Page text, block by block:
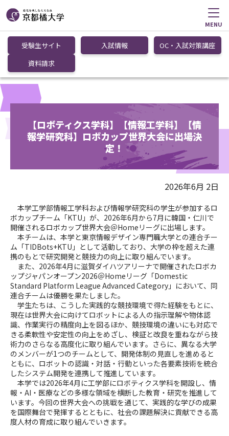
MENU
受験生サイト 入試情報
OC・入試対策講座
資料請求
【ロボティクス学科】【情報工学科】【情
報学研究科】ロボカップ世界大会に出場決
定！
2026年6月 2日
本学工学部情報工学科および情報学研究科の学生が参加するロ
ボカップチーム「KTU」が、2026年6月から7月に韓国・仁川で
開催されるロボカップ世界大会＠Homeリーグに出場します。
本チームは、本学と東京情報デザイン専門職大学との連合チー
ム「TIDBots+KTU」として活動しており、大学の枠を超えた連
携のもとで研究開発と競技力の向上に取り組んでいます。
また、2026年4月に滋賀ダイハツアリーナで開催されたロボカ
ップジャパンオープン2026＠Homeリーグ「Domestic
Standard Platform League Advanced Category」において、同
連合チームは優勝を果たしました。
学生たちは、こうした実践的な競技環境で得た経験をもとに、
現在は世界大会に向けてロボットによる人の指示理解や物体認
識、作業実行の精度向上を図るほか、競技環境の違いにも対応で
きる柔軟性や安定性の向上をめざし、検証と改良を重ねながら技
術力のさらなる高度化に取り組んでいます。さらに、異なる大学
のメンバーが1つのチームとして、開発体制の見直しを進めると
ともに、ロボットの認識・対話・行動といった各要素技術を統合
したシステム開発を連携して推進しています。
本学では2026年4月に工学部にロボティクス学科を開設し、情
報・AI・医療などの多様な領域を横断した教育・研究を推進して
います。今回の世界大会への挑戦を通じて、実践的な学びの成果
を国際舞台で発揮するとともに、社会の課題解決に貢献できる高
度人材の育成に取り組んでいきます。